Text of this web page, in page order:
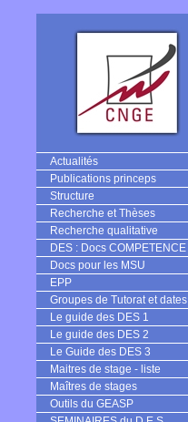
CNGE
Actualités
Publications princeps
Structure
Recherche et Thèses
Recherche qualitative
DES : Docs COMPETENCE
Docs pour les MSU
EPP
Groupes de Tutorat et dates
Le guide des DES 1
Le guide des DES 2
Le Guide des DES 3
Maitres de stage - liste
Maîtres de stages
Outils du GEASP